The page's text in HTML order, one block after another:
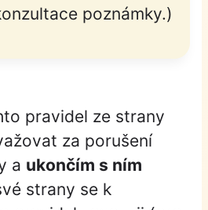
poznámky.)
pravidel ze strany
za porušení
a ukončím s ním
strany se k